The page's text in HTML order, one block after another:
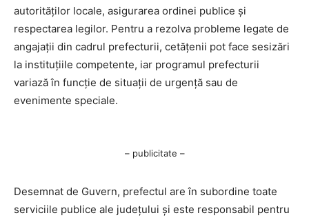
autorităților locale, asigurarea ordinei publice și
respectarea legilor. Pentru a rezolva probleme legate de
angajații din cadrul prefecturii, cetățenii pot face sesizări
la instituțiile competente, iar programul prefecturii
variază în funcție de situații de urgență sau de
evenimente speciale.
– publicitate –
Desemnat de Guvern, prefectul are în subordine toate
serviciile publice ale județului și este responsabil pentru